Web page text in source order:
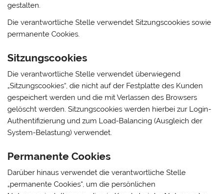
gestalten.
Die verantwortliche Stelle verwendet Sitzungscookies sowie
permanente Cookies.
Sitzungscookies
Die verantwortliche Stelle verwendet überwiegend
„Sitzungscookies“, die nicht auf der Festplatte des Kunden
gespeichert werden und die mit Verlassen des Browsers
gelöscht werden. Sitzungscookies werden hierbei zur Login-
Authentifizierung und zum Load-Balancing (Ausgleich der
System-Belastung) verwendet.
Permanente Cookies
Darüber hinaus verwendet die verantwortliche Stelle
„permanente Cookies“, um die persönlichen